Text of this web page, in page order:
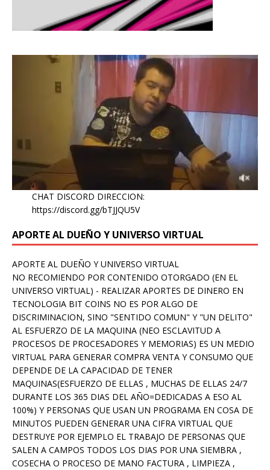
CHAT DISCORD DIRECCION:
https://discord.gg/bTJJQU5V
APORTE AL DUEÑO Y UNIVERSO VIRTUAL
APORTE AL DUEÑO Y UNIVERSO VIRTUAL
NO RECOMIENDO POR CONTENIDO OTORGADO (EN EL
UNIVERSO VIRTUAL) - REALIZAR APORTES DE DINERO EN
TECNOLOGIA BIT COINS NO ES POR ALGO DE
DISCRIMINACION, SINO "SENTIDO COMUN" Y "UN DELITO"
AL ESFUERZO DE LA MAQUINA (NEO ESCLAVITUD A
PROCESOS DE PROCESADORES Y MEMORIAS) ES UN MEDIO
VIRTUAL PARA GENERAR COMPRA VENTA Y CONSUMO QUE
DEPENDE DE LA CAPACIDAD DE TENER
MAQUINAS(ESFUERZO DE ELLAS , MUCHAS DE ELLAS 24/7
DURANTE LOS 365 DIAS DEL AÑO=DEDICADAS A ESO AL
100%) Y PERSONAS QUE USAN UN PROGRAMA EN COSA DE
MINUTOS PUEDEN GENERAR UNA CIFRA VIRTUAL QUE
DESTRUYE POR EJEMPLO EL TRABAJO DE PERSONAS QUE
SALEN A CAMPOS TODOS LOS DIAS POR UNA SIEMBRA ,
COSECHA O PROCESO DE MANO FACTURA , LIMPIEZA ,